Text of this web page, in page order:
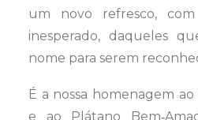
um novo refresco,
inesperado, daqueles
nome para serem
É a nossa homenagem
e ao Plátano